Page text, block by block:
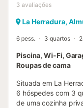
3 avaliações
La Herradura,
6 pess. 3 quartos
Piscina, Wi-Fi,
Roupas de cama
Situada em La
6 hóspedes com 3
de uma cozinha